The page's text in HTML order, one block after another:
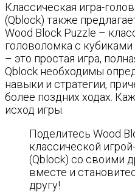
Классическая игра-
(Qblock) также
Wood Block Puzzle –
головоломка с
– это простая игра,
Qblock необходимы
навыки и стратегии,
более поздних ходах.
исход игры.
Поделитесь Wood
классической
(Qblock) со своими
вместе и
другу!